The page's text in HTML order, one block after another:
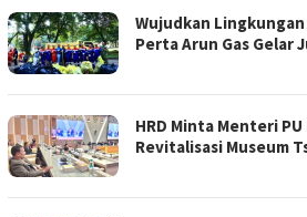
Wujudkan
Perta Arun Gas Gelar
HRD Minta Menteri
Revitalisasi Museum